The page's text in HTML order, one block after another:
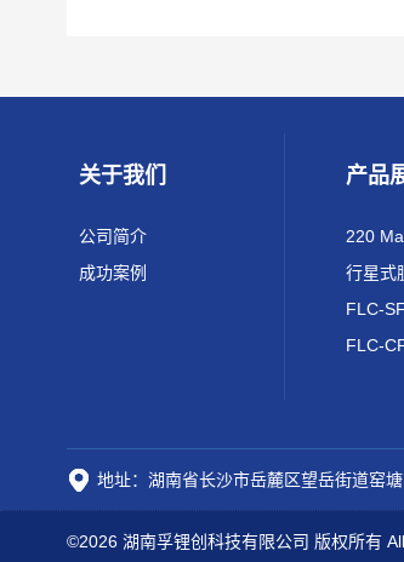
关于我们
公司简介
成功案例
产品
行星式
FLC-
地址：湖南省长沙市岳麓区望岳街道窑
©2026 湖南孚锂创科技有限公司 版权所有